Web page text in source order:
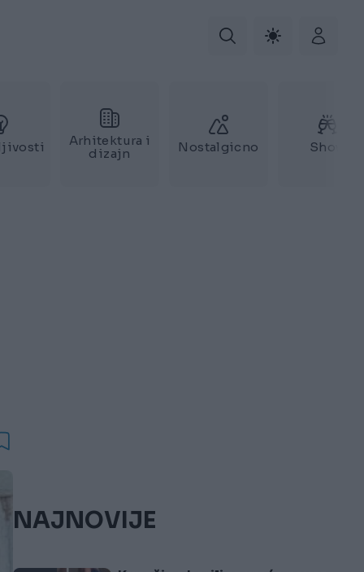
Arhitektura i
dizajn
Nostalgicno Show
NAJNOVIJE